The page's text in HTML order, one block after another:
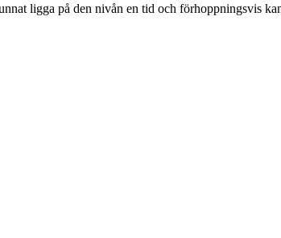
ligga på den nivån en tid och förhoppningsvis